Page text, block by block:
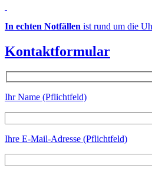
In echten Notfällen ist rund um die
Kontaktformular
Ihr Name (Pflichtfeld)
Ihre E-Mail-Adresse (Pflichtfeld)